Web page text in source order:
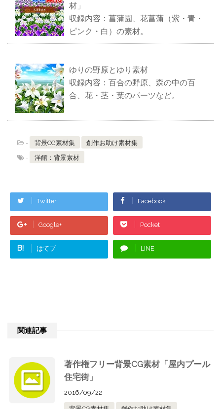
材」
収録内容：菖蒲園、花菖蒲（紫・青・
ピンク・白）の素材。
ゆりの野原とゆり素材
収録内容：百合の野原、森の中の百
合、花・茎・葉のパーツなど。
- 背景CG素材集
創作お助け素材集
-
洋館：背景素材
Twitter Facebook
Google+ Pocket
B! はてブ LINE
関連記事
著作権フリー背景CG素材「屋内プール
住宅街」
2016/09/22